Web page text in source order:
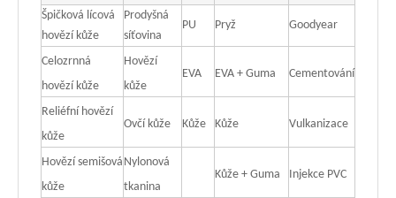
Špičková lícová
hovězí kůže
Prodyšná
síťovina
PU Pryž Goodyear
Celozrnná
hovězí kůže
Hovězí
kůže
EVA EVA + Guma Cementování
Reliéfní hovězí
kůže
Ovčí kůže Kůže Kůže Vulkanizace
Hovězí semišová
kůže
Nylonová
tkanina
Kůže + Guma Injekce PVC